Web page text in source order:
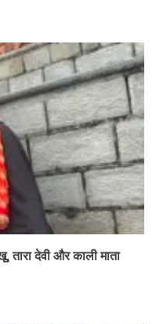
तारा देवी और काली माता